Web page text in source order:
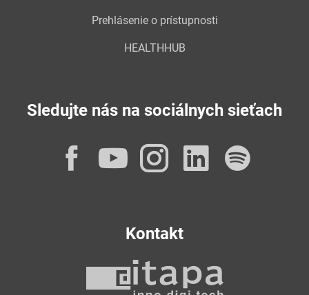
Prehlásenie o prístupnosti
HEALTHHUB
Sledujte nás na sociálnych sieťach
Facebook
YouTube
Instagram
Kontakt